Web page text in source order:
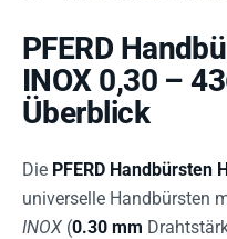
PFERD
INOX 0,30 –
Überblick
Die PFERD Handbürsten
universelle Handbürsten
INOX (0.30 mm